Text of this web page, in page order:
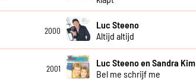
2000
Luc Steeno
Altijd altijd
2001
Luc Steeno en Sandra Kim
Bel me schrijf me